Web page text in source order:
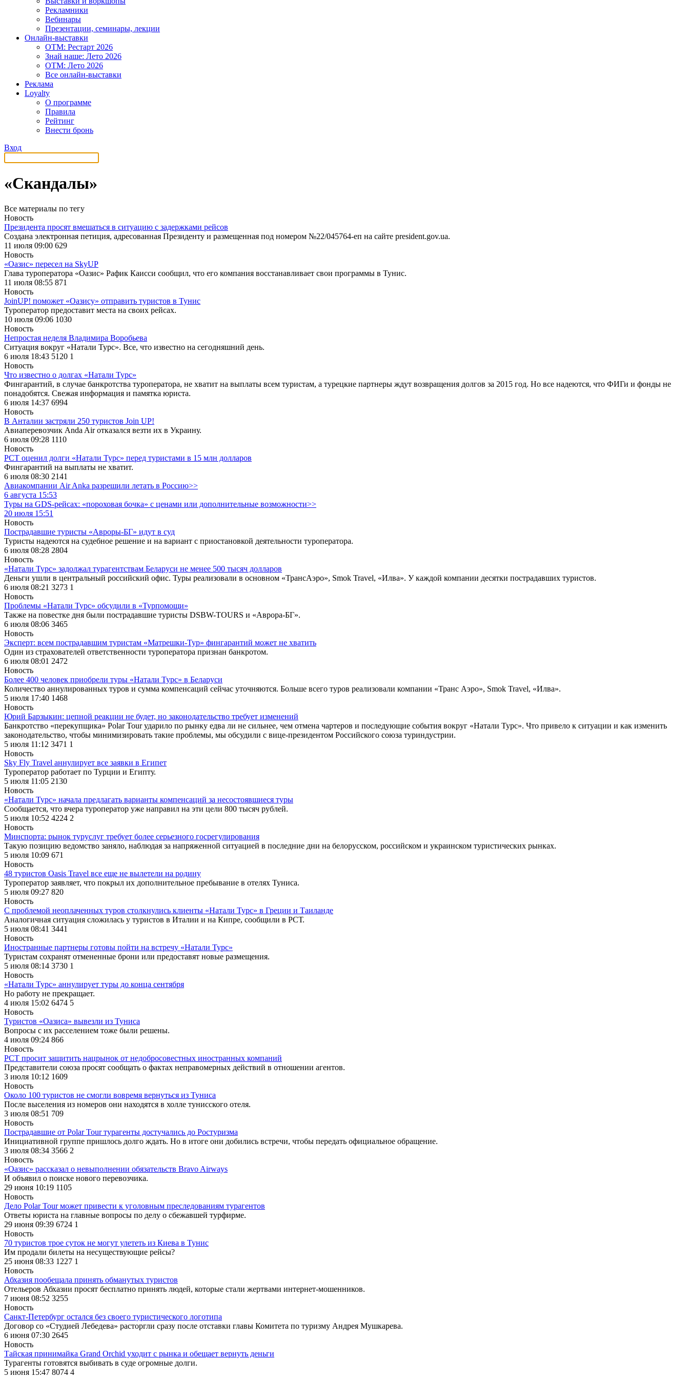
Рекламники
Вебинары
Презентации, семинары, лекции
Онлайн-выставки
OTM: Рестарт 2026
Знай наше: Лето 2026
OTM: Лето 2026
Все онлайн-выставки
Реклама
Loyalty
О программе
Правила
Рейтинг
Внести бронь
Вход
«Скандалы»
Все материалы по тегу
Новость
Президента просят вмешаться в ситуацию с задержками рейсов
Создана электронная петиция, адресованная Президенту и размещенная под номером №22/045764-еп на сайте president.gov.ua.
11 июля 09:00 629
Новость
«Оазис» пересел на SkyUP
Глава туроператора «Оазис» Рафик Каисси сообщил, что его компания восстанавливает свои программы в Тунис.
11 июля 08:55 871
Новость
JoinUP! поможет «Оазису» отправить туристов в Тунис
Туроператор предоставит места на своих рейсах.
10 июля 09:06 1030
Новость
Непростая неделя Владимира Воробьева
Ситуация вокруг «Натали Турс». Все, что известно на сегодняшний день.
6 июля 18:43 5120 1
Новость
Что известно о долгах «Натали Турс»
Фингарантий, в случае банкротства туроператора, не хватит на выплаты всем туристам, а турецкие партнеры ждут возвращения долгов за 2015 год. Но все надеются, что ФИГи и фонды не
понадобятся. Свежая информация и памятка юриста.
6 июля 14:37 6994
Новость
В Анталии застряли 250 туристов Join UP!
Авиаперевозчик Anda Air отказался везти их в Украину.
6 июля 09:28 1110
Новость
РСТ оценил долги «Натали Турс» перед туристами в 15 млн долларов
Фингарантий на выплаты не хватит.
6 июля 08:30 2141
Авиакомпании Air Anka разрешили летать в Россию>>
6 августа 15:53
Туры на GDS-рейсах: «пороховая бочка» с ценами или дополнительные возможности>>
20 июля 15:51
Новость
Пострадавшие туристы «Авроры-БГ» идут в суд
Туристы надеются на судебное решение и на вариант с приостановкой деятельности туроператора.
6 июля 08:28 2804
Новость
«Натали Турс» задолжал турагентствам Беларуси не менее 500 тысяч долларов
Деньги ушли в центральный российский офис. Туры реализовали в основном «ТрансАэро», Smok Travel, «Илва». У каждой компании десятки пострадавших туристов.
6 июля 08:21 3273 1
Новость
Проблемы «Натали Турс» обсудили в «Турпомощи»
Также на повестке дня были пострадавшие туристы DSBW-TOURS и «Аврора-БГ».
6 июля 08:06 3465
Новость
Эксперт: всем пострадавшим туристам «Матрешки-Тур» фингарантий может не хватить
Один из страхователей ответственности туроператора признан банкротом.
6 июля 08:01 2472
Новость
Более 400 человек приобрели туры «Натали Турс» в Беларуси
Количество аннулированных туров и сумма компенсаций сейчас уточняются. Больше всего туров реализовали компании «Транс Аэро», Smok Travel, «Илва».
5 июля 17:40 1468
Новость
Юрий Барзыкин: цепной реакции не будет, но законодательство требует изменений
Банкротство «перекупщика» Polar Tour ударило по рынку едва ли не сильнее, чем отмена чартеров и последующие события вокруг «Натали Турс». Что привело к ситуации и как изменить
законодательство, чтобы минимизировать такие проблемы, мы обсудили с вице-президентом Российского союза туриндустрии.
5 июля 11:12 3471 1
Новость
Sky Fly Travel аннулирует все заявки в Египет
Туроператор работает по Турции и Египту.
5 июля 11:05 2130
Новость
«Натали Турс» начала предлагать варианты компенсаций за несостоявшиеся туры
Сообщается, что вчера туроператор уже направил на эти цели 800 тысяч рублей.
5 июля 10:52 4224 2
Новость
Минспорта: рынок туруслуг требует более серьезного госрегулирования
Такую позицию ведомство заняло, наблюдая за напряженной ситуацией в последние дни на белорусском, российском и украинском туристических рынках.
5 июля 10:09 671
Новость
48 туристов Oasis Travel все еще не вылетели на родину
Туроператор заявляет, что покрыл их дополнительное пребывание в отелях Туниса.
5 июля 09:27 820
Новость
С проблемой неоплаченных туров столкнулись клиенты «Натали Турс» в Греции и Таиланде
Аналогичная ситуация сложилась у туристов в Италии и на Кипре, сообщили в РСТ.
5 июля 08:41 3441
Новость
Иностранные партнеры готовы пойти на встречу «Натали Турс»
Туристам сохранят отмененные брони или предоставят новые размещения.
5 июля 08:14 3730 1
Новость
«Натали Турс» аннулирует туры до конца сентября
Но работу не прекращает.
4 июля 15:02 6474 5
Новость
Туристов «Оазиса» вывезли из Туниса
Вопросы с их расселением тоже были решены.
4 июля 09:24 866
Новость
РСТ просит защитить нацрынок от недобросовестных иностранных компаний
Представители союза просят сообщать о фактах неправомерных действий в отношении агентов.
3 июля 10:12 1609
Новость
Около 100 туристов не смогли вовремя вернуться из Туниса
После выселения из номеров они находятся в холле тунисского отеля.
3 июля 08:51 709
Новость
Пострадавшие от Polar Tour турагенты достучались до Ростуризма
Инициативной группе пришлось долго ждать. Но в итоге они добились встречи, чтобы передать официальное обращение.
3 июля 08:34 3566 2
Новость
«Оазис» рассказал о невыполнении обязательств Bravo Airways
И объявил о поиске нового перевозчика.
29 июня 10:19 1105
Новость
Дело Polar Tour может привести к уголовным преследованиям турагентов
Ответы юриста на главные вопросы по делу о сбежавшей турфирме.
29 июня 09:39 6724 1
Новость
70 туристов трое суток не могут улететь из Киева в Тунис
Им продали билеты на несуществующие рейсы?
25 июня 08:33 1227 1
Новость
Абхазия пообещала принять обманутых туристов
Отельеров Абхазии просят бесплатно принять людей, которые стали жертвами интернет-мошенников.
7 июня 08:52 3255
Новость
Санкт-Петербург остался без своего туристического логотипа
Договор со «Студией Лебедева» расторгли сразу после отставки главы Комитета по туризму Андрея Мушкарева.
6 июня 07:30 2645
Новость
Тайская принимайка Grand Orchid уходит с рынка и обещает вернуть деньги
Турагенты готовятся выбивать в суде огромные долги.
5 июня 15:47 8074 4